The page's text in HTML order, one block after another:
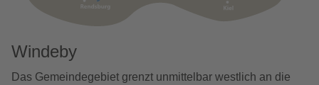
Windeby
Das Gemeindegebiet grenzt unmittelbar westlich an die